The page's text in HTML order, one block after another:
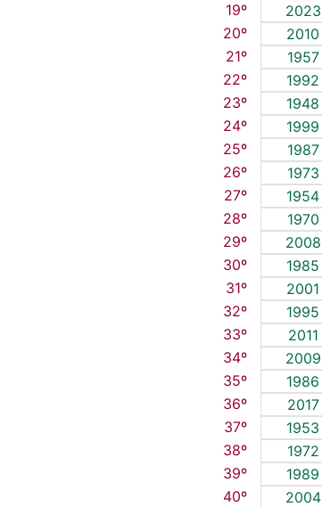
19º
2023
20º
2010
21º
1957
22º
1992
23º
1948
24º
1999
25º
1987
26º
1973
27º
1954
28º
1970
29º
2008
30º
1985
31º
2001
32º
1995
33º
2011
34º
2009
35º
1986
36º
2017
37º
1953
38º
1972
39º
1989
40º
2004